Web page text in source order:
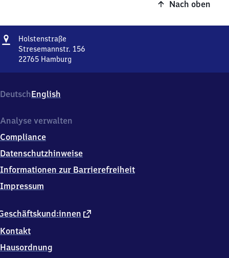
Nach oben
Adresse
Holstenstraße
Stresemannstr. 156
22765 Hamburg
156,
2
7
5
Hamburg
DeutschEnglish
externer
Kontakt
Hausordnung
Analyse verwalten
Compliance
Datenschutzhinweise
Informationen zur Barrierefreiheit
Impressum